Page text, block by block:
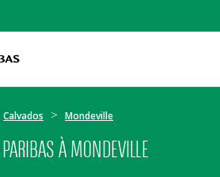
Calvados Mondeville
À MONDEVILLE